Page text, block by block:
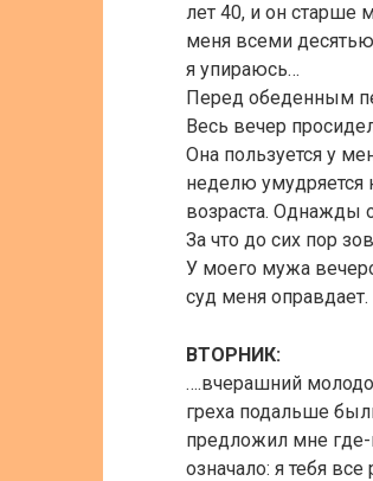
лет 40, и он старше
меня всеми
я упираюсь…
Перед обеденным
Весь вечер
Она пользуется у
неделю умудряется
возраста. Однажды
За что до сих пор
У моего мужа
суд меня оправдает.
ВТОРНИК:
….вчерашний
греха подальше
предложил мне где-
означало: я тебя